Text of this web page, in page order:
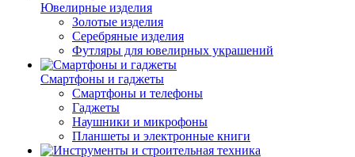
Ювелирные изделия
Золотые изделия
Серебряные изделия
Футляры для ювелирных украшений
Смартфоны и гаджеты
Смартфоны и телефоны
Гаджеты
Наушники и микрофоны
Планшеты и электронные книги